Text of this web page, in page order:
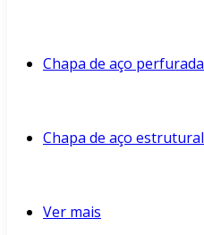
Chapa de aço perfurada
Chapa de aço estrutural
Ver mais